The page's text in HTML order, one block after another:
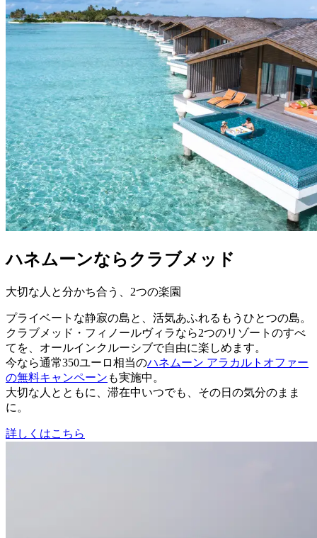
ハネムーンならクラブメッド
大切な人と分かち合う、2つの楽園
プライベートな静寂の島と、活気あふれるもうひとつの島。
クラブメッド・フィノールヴィラなら2つのリゾートのすべ
てを、オールインクルーシブで自由に楽しめます。
今なら通常350ユーロ相当のハネムーン アラカルトオファー
の無料キャンペーン も実施中。
大切な人とともに、滞在中いつでも、その日の気分のまま
に。
詳しくはこちら